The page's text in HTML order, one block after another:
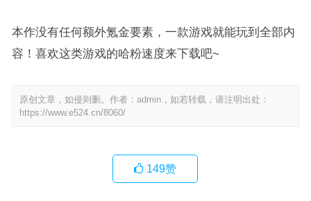
本作没有任何额外氪金要素，一款游戏就能玩到全部内
容！喜欢这类游戏的哈粉速度来下载吧~
原创文章，如侵则删。作者：admin，如若转载，请注明出处：
https://www.e524.cn/8060/
149赞